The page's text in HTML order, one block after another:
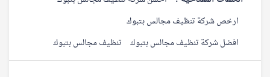
ارخص شركة تنظيف مجالس بتبوك
افضل شركة تنظيف مجالس بتبوك تنظيف مجالس بتبوك